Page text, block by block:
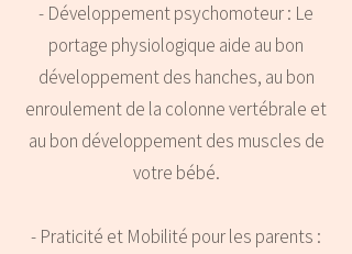
- Développement psychomoteur : Le
portage physiologique aide au bon
développement des hanches, au bon
enroulement de la colonne vertébrale et
au bon développement des muscles de
votre bébé.
- Praticité et Mobilité pour les parents :